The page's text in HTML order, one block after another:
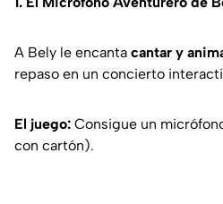
A Bely le encanta cantar y
repaso en un concierto
El juego: Consigue un
con cartón).